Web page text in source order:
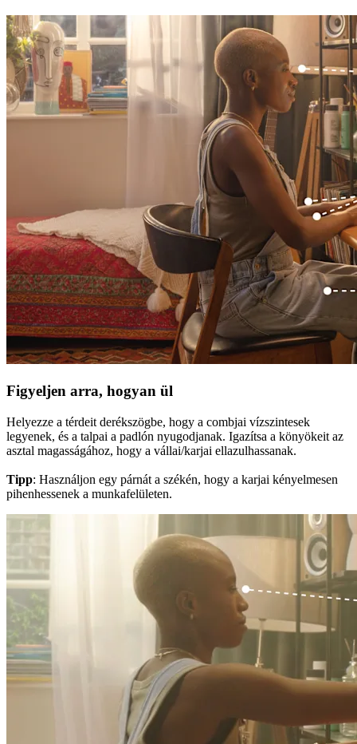
Figyeljen arra, hogyan ül
Helyezze a térdeit derékszögbe, hogy a combjai vízszintesek
legyenek, és a talpai a padlón nyugodjanak. Igazítsa a könyökeit az
asztal magasságához, hogy a vállai/karjai ellazulhassanak.
Tipp: Használjon egy párnát a székén, hogy a karjai kényelmesen
pihenhessenek a munkafelületen.